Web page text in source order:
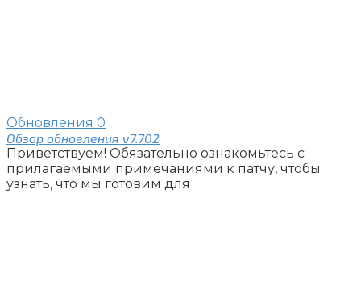
Обновления 0
Обзор обновления v7.702
Приветствуем! Обязательно ознакомьтесь с
прилагаемыми примечаниями к патчу, чтобы
узнать, что мы готовим для